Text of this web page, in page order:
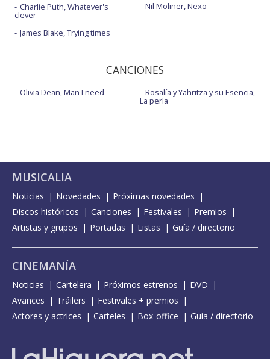
Charlie Puth, Whatever's
clever
James Blake, Trying times
Nil Moliner, Nexo
CANCIONES
Olivia Dean, Man I need Rosalía y Yahritza y su Esencia,
La perla
MUSICALIA
Noticias Novedades
Próximas novedades
Discos históricos
Canciones Festivales
Premios
Artistas y grupos
Portadas Listas Guía / directorio
CINEMANÍA
Noticias Cartelera Próximos estrenos
DVD
Avances
Tráilers
Festivales + premios
Actores y actrices
Carteles Box-office Guía / directorio